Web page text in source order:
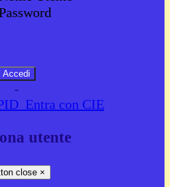
-
Entra con CIE
utente
close ×